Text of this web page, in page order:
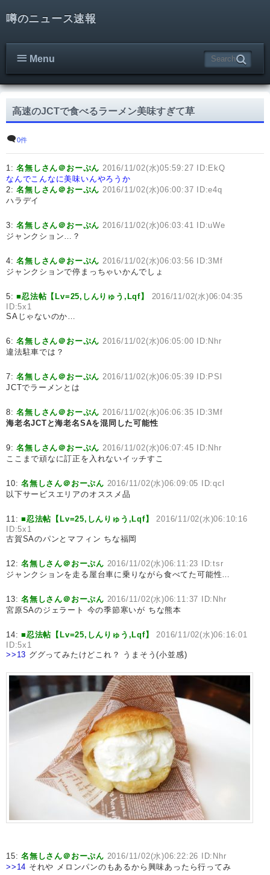
噂のニュース速報
Menu
高速のJCTで食べるラーメン美味すぎて草
0件
1:名無しさん＠おーぷん 2016/11/02(水)05:59:27 ID:EkQ
なんでこんなに美味いんやろうか
2:名無しさん＠おーぷん 2016/11/02(水)06:00:37 ID:e4q
ハラデイ
3:名無しさん＠おーぷん 2016/11/02(水)06:03:41 ID:uWe
ジャンクション…？
4:名無しさん＠おーぷん 2016/11/02(水)06:03:56 ID:3Mf
ジャンクションで停まっちゃいかんでしょ
5:■忍法帖【Lv=25,しんりゅう,Lqf】
2016/11/02(水)06:04:35
ID:5x1
SAじゃないのか…
6:名無しさん＠おーぷん 2016/11/02(水)06:05:00 ID:Nhr
違法駐車では？
7:名無しさん＠おーぷん 2016/11/02(水)06:05:39 ID:PSl
JCTでラーメンとは
8:名無しさん＠おーぷん 2016/11/02(水)06:06:35 ID:3Mf
海老名JCTと海老名SAを混同した可能性
9:名無しさん＠おーぷん 2016/11/02(水)06:07:45 ID:Nhr
ここまで頑なに訂正を入れないイッチすこ
10:名無しさん＠おーぷん 2016/11/02(水)06:09:05 ID:qcl
以下サービスエリアのオススメ品
11:■忍法帖【Lv=25,しんりゅう,Lqf】
2016/11/02(水)06:10:16
ID:5x1
古賀SAのパンとマフィン ちな福岡
12:名無しさん＠おーぷん 2016/11/02(水)06:11:23 ID:tsr
ジャンクションを走る屋台車に乗りながら食べてた可能性…
13:名無しさん＠おーぷん 2016/11/02(水)06:11:37 ID:Nhr
宮原SAのジェラート 今の季節寒いが ちな熊本
14:■忍法帖【Lv=25,しんりゅう,Lqf】
2016/11/02(水)06:16:01
ID:5x1
>>13 ググってみたけどこれ？ うまそう(小並感)
15:名無しさん＠おーぷん 2016/11/02(水)06:22:26 ID:Nhr
>>14 それや メロンパンのもあるから興味あったら行ってみ